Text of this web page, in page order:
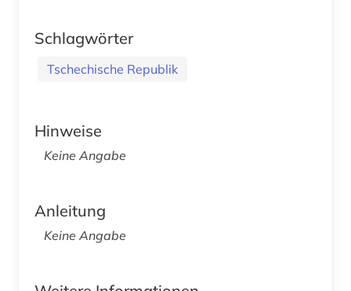
Schlagwörter
Tschechische Republik
Hinweise
Keine Angabe
Anleitung
Keine Angabe